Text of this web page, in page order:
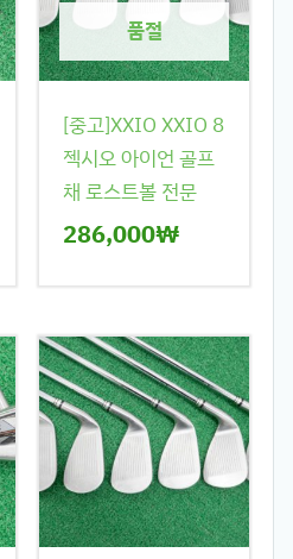
품절
[중고]XXIO XXIO 8
젝시오 아이언 골프
채 로스트볼 전문
286,000₩